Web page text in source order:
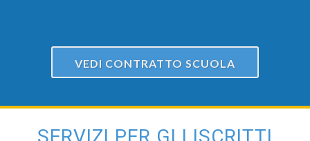
VEDI CONTRATTO SCUOLA